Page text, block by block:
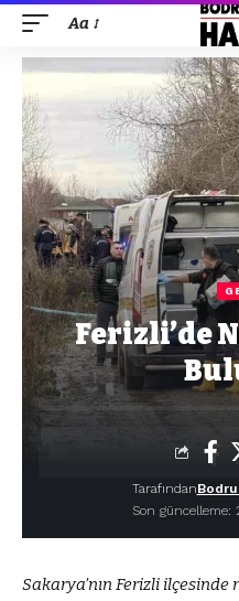
Aa
Ferizli’de
Son
Tarafından
Sakarya’nın Ferizli